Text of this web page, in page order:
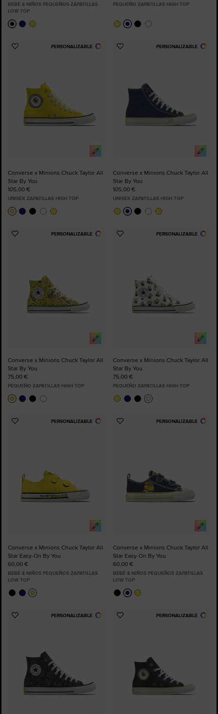
BEBÉ & NIÑOS PEQUEÑOS ZAPATILLAS
LOW TOP
PEQUEÑO ZAPATILLAS HIGH TOP
PERSONALIZABLE
Añadir
Converse x Minions Chuck Taylor All
Star By You
105,00 €
UNISEX ZAPATILLAS HIGH TOP
PERSONALIZABLE
Añadir
Converse x Minions Chuck Taylor All
Star By You
105,00 €
UNISEX ZAPATILLAS HIGH TOP
PERSONALIZABLE
Añadir
Converse x Minions Chuck Taylor All
Star By You
75,00 €
PEQUEÑO ZAPATILLAS HIGH TOP
PERSONALIZABLE
Añadir
Converse x Minions Chuck Taylor All
Star By You
75,00 €
PEQUEÑO ZAPATILLAS HIGH TOP
PERSONALIZABLE
Añadir
Converse x Minions Chuck Taylor All
Star Easy-On By You
60,00 €
BEBÉ & NIÑOS PEQUEÑOS ZAPATILLAS
LOW TOP
PERSONALIZABLE
Añadir
Converse x Minions Chuck Taylor All
Star Easy-On By You
60,00 €
BEBÉ & NIÑOS PEQUEÑOS ZAPATILLAS
LOW TOP
PERSONALIZABLE
Añadir
PERSONALIZABLE
Añadir